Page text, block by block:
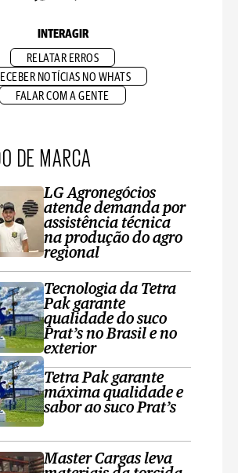
INTERAGIR
RELATAR ERROS
NOTÍCIAS NO WHATS
FALAR COM A GENTE
DE MARCA
LG Agronegócios
atende demanda por
assistência técnica
na produção do agro
regional
Tecnologia da Tetra
Pak garante
qualidade do suco
Prat’s no Brasil e no
exterior
Tetra Pak garante
máxima qualidade e
sabor ao suco Prat’s
Master Cargas leva